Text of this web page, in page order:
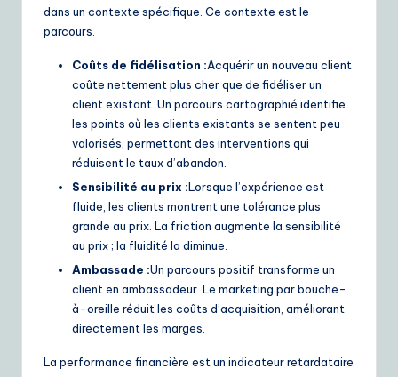
dans un contexte spécifique. Ce contexte est le
parcours.
Coûts de fidélisation :Acquérir un nouveau client
coûte nettement plus cher que de fidéliser un
client existant. Un parcours cartographié identifie
les points où les clients existants se sentent peu
valorisés, permettant des interventions qui
réduisent le taux d’abandon.
Sensibilité au prix :Lorsque l’expérience est
fluide, les clients montrent une tolérance plus
grande au prix. La friction augmente la sensibilité
au prix ; la fluidité la diminue.
Ambassade :Un parcours positif transforme un
client en ambassadeur. Le marketing par bouche-
à-oreille réduit les coûts d’acquisition, améliorant
directement les marges.
La performance financière est un indicateur retardataire